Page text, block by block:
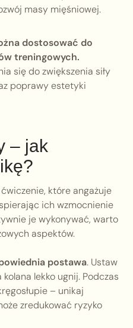
masy mięśniowej.
dostosować do
treningowych.
się do zwiększenia siły
poprawy estetyki
– jak
które angażuje
ich wzmocnienie
je wykonywać, warto
aspektów.
postawa. Ustaw
lekko ugnij. Podczas
– unikaj
zredukować ryzyko